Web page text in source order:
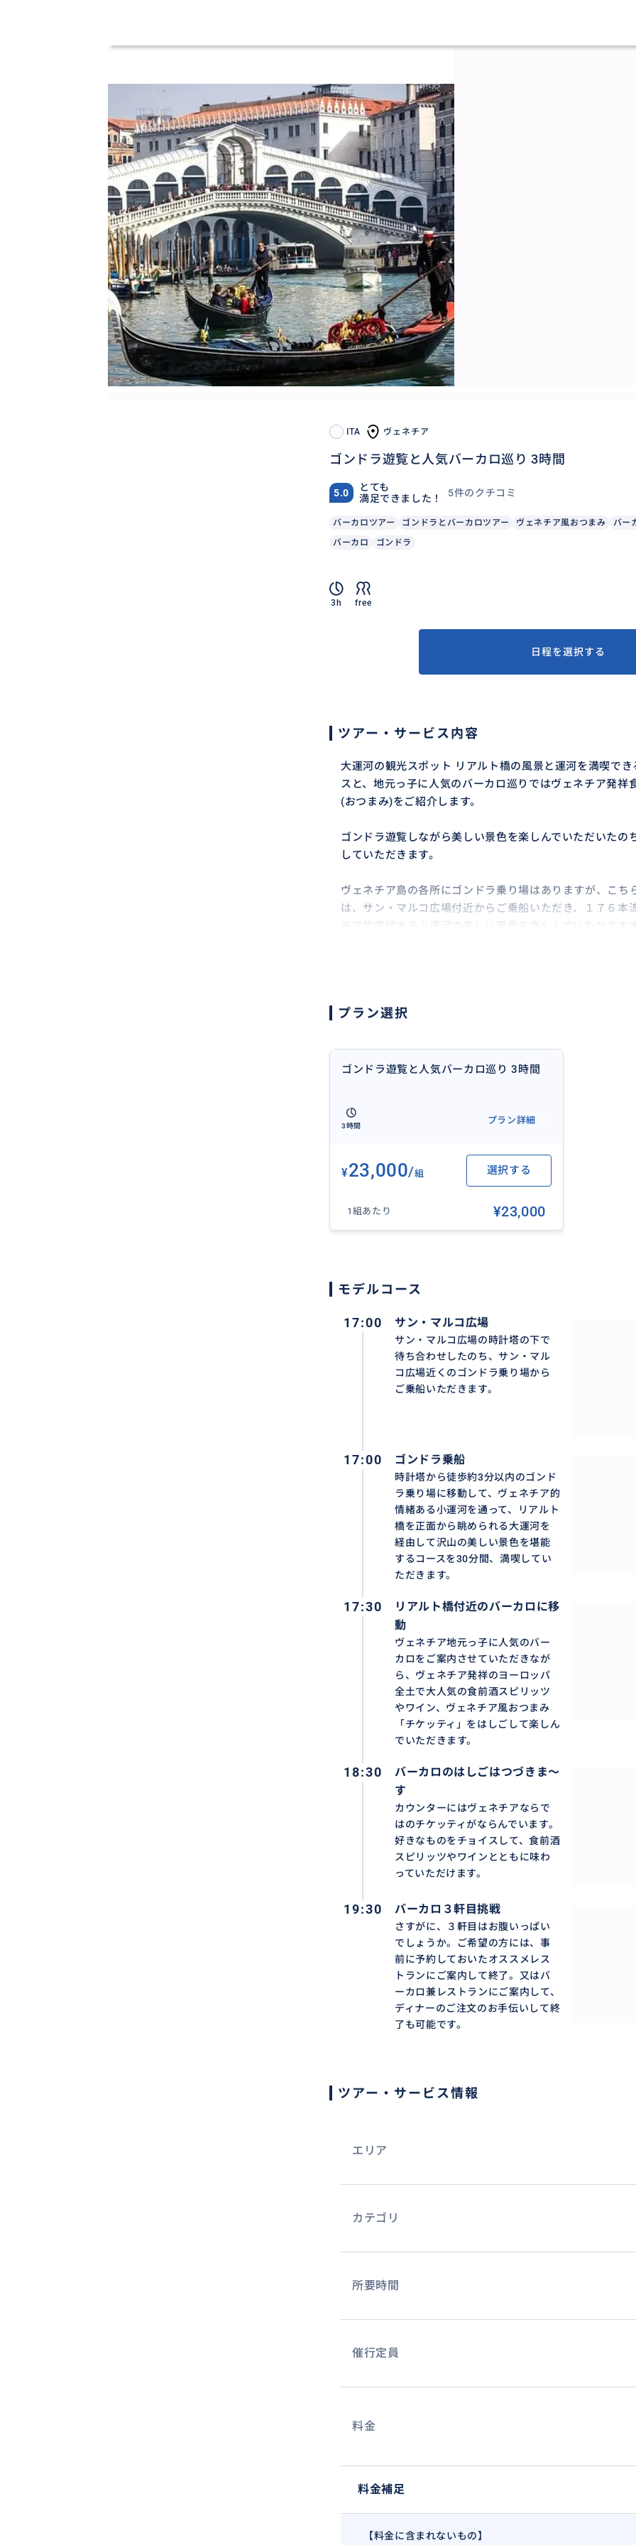
ITA ヴェネチア
ゴンドラ遊覧と人気バーカロ巡り 3時間
5.0
とても
満足できました！
5件のクチコミ
バーカロツアー ゴンドラとバーカロツアー ヴェネチア風おつまみ バー
バーカロ
ゴンドラ
3h free
日程を選択する
ツアー・サービス内容
大運河の観光スポット リアルト橋の風景と運河を満喫で
スと、地元っ子に人気のバーカロ巡りではヴェネチア発祥
(おつまみ)をご紹介します。
ゴンドラ遊覧しながら美しい景色を楽しんでいただいたの
していただきます。
ヴェネチア島の各所にゴンドラ乗り場はありますが、こち
は、サン・マルコ広場付近からご乗船いただき、１７６本
かる観光名所リアルト橋を眺められるコースでもあります
します。
す。
ィ」をご紹介します。
ヴェネチア滞在を満喫してくための観光アドバイス、おす
グエリアなどをご紹介します。
【ポイント】
・料金はあくまで目安になりますので、ご希望に応じて、
【提供内容】
時間：3時間
料金：一組で23,000円となりますので、人数は1名様でも
【現地集合場所】
サン・マルコ広場の時計塔の下
おすすめ
ゴンドラ遊覧しながら美しい景色を楽しんでいただいたの
していただきます。
ヴェネチア島の各所にゴンドラ乗り場はありますが、こち
は、サン・マルコ広場付近からご乗船いただき、１７６本
チア的情緒ある小運河の美しい風景を楽しんでいただきま
かる観光名所リアルト橋を眺められるコースでもあります
るゴンドラコースです。
ヴェネチアの地元っ子に人気のバーカロをはしごして、ご
ェネチア発祥のヨーロッパ全土で大人気の食前酒スピリッ
プラン選択
ゴンドラ遊覧と人気バーカロ巡り 3時間
3時間
プラン詳細
¥23,000/組 選択する
1組あたり ¥23,000
モデルコース
17:00 サン・マルコ広場
サン・マルコ広場の時計塔の下で
待ち合わせしたのち、サン・マル
コ広場近くのゴンドラ乗り場から
ご乗船いただきます。
17:00 ゴンドラ乗船
時計塔から徒歩約3分以内のゴンド
ラ乗り場に移動して、ヴェネチア的
情緒ある小運河を通って、リアルト
橋を正面から眺められる大運河を
経由して沢山の美しい景色を堪能
するコースを30分間、満喫してい
ただきます。
17:30
リアルト橋付近のバーカロに移
動
ヴェネチア地元っ子に人気のバー
カロをご案内させていただきなが
ら、ヴェネチア発祥のヨーロッパ
全土で大人気の食前酒スピリッツ
やワイン、ヴェネチア風おつまみ
「チケッティ」をはしごして楽しん
でいただきます。
18:30
バーカロのはしごはつづきま〜
す
カウンターにはヴェネチアならで
はのチケッティがならんでいます。
好きなものをチョイスして、食前酒
スピリッツやワインとともに味わ
っていただけます。
19:30 バーカロ３軒目挑戦
さすがに、３軒目はお腹いっぱい
でしょうか。ご希望の方には、事
前に予約しておいたオススメレス
トランにご案内して終了。又はバ
ーカロ兼レストランにご案内して、
ディナーのご注文のお手伝いして終
了も可能です。
ツアー・サービス情報
エリア
カテゴリ
所要時間
催行定員
料金
料金補足
【料金に含まれないもの】